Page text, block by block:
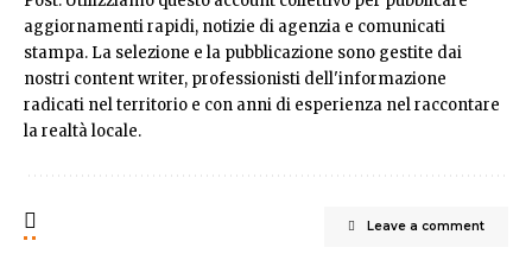
aggiornamenti rapidi, notizie di agenzia e comunicati
stampa. La selezione e la pubblicazione sono gestite dai
nostri content writer, professionisti dell'informazione
radicati nel territorio e con anni di esperienza nel raccontare
la realtà locale.
Leave a comment